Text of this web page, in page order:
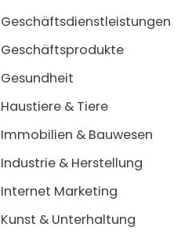
Geschäftsdienstleistungen
Geschäftsprodukte
Gesundheit
Haustiere & Tiere
Immobilien & Bauwesen
Industrie & Herstellung
Internet Marketing
Kunst & Unterhaltung